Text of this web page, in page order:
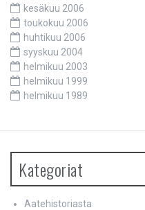
kesäkuu 2006
toukokuu 2006
huhtikuu 2006
syyskuu 2004
helmikuu 2003
helmikuu 1999
helmikuu 1989
Kategoriat
Aatehistoriasta